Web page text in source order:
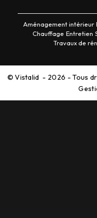
Aménagement intérieur
Chauffage Entretien
Travaux de
©Vistalid - 2026 - Tous